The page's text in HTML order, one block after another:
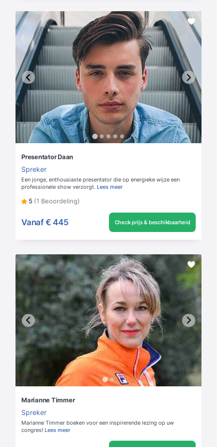
Presentator Daan
Spreker
Een jonge, enthousiaste presentator die op energieke wijze een
professionele show verzorgt. Lees meer
5 (1 Beoordeling)
Vanaf € 445 Check prijs & beschikbaarheid
Marianne Timmer
Spreker
Marianne Timmer boeken voor een inspirerende lezing op uw
congres! Lees meer